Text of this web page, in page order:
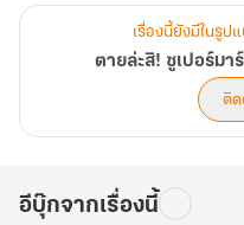
เรื่องนี้ยังมีในรูป
ตายล่ะสิ! ซูเปอร์มา
ติด
อีบุ๊กจากเรื่องนี้